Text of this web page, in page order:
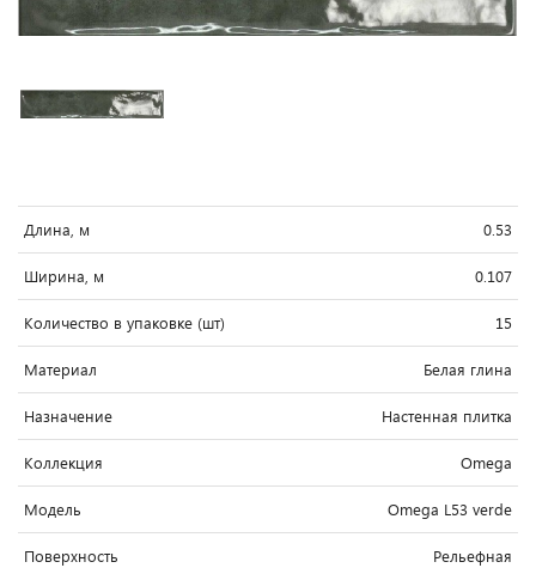
Длина, м 0.53
Ширина, м 0.107
Количество в упаковке (шт) 15
Материал Белая глина
Назначение Настенная плитка
Коллекция Omega
Модель Omega L53 verde
Поверхность Рельефная